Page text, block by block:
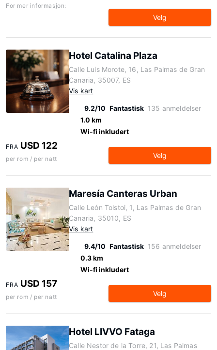
For mer informasjon:
Velg
Hotel Catalina Plaza
Calle Luis Morote, 16, Las Palmas de Gran
Canaria, 35007, ES
Vis kart
9.2/10 Fantastisk 135 anmeldelser
1.0 km
Wi-fi inkludert
FRA USD 122
per rom / per natt Velg
Maresía Canteras Urban
Calle León Tolstoi, 1, Las Palmas de Gran
Canaria, 35010, ES
Vis kart
9.4/10 Fantastisk 156 anmeldelser
0.3 km
Wi-fi inkludert
FRA USD 157
per rom / per natt Velg
Hotel LIVVO Fataga
Calle Nestor de la Torre, 21, Las Palmas